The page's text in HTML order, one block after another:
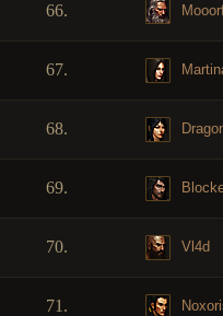
66.
67.
68.
69.
70. Vl4d
71.